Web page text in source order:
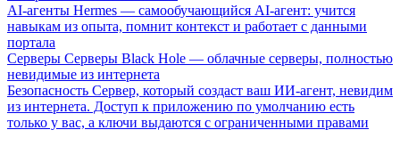
AI-агенты Hermes — самообучающийся AI-агент: учится
навыкам из опыта, помнит контекст и работает с данными
портала
Серверы Серверы Black Hole — облачные серверы, полностью
невидимые из интернета
Безопасность Сервер, который создаст ваш ИИ-агент, невидим
из интернета. Доступ к приложению по умолчанию есть
только у вас, а ключи выдаются с ограниченными правами